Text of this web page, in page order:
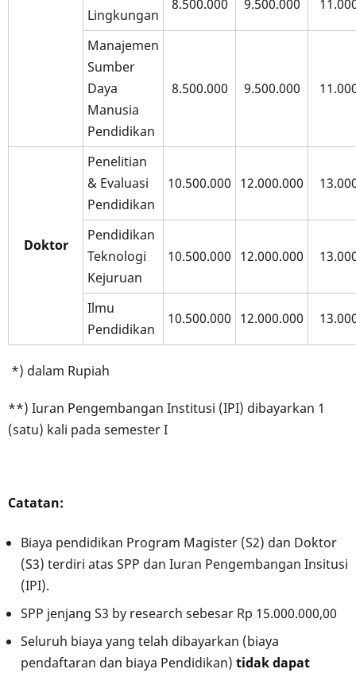
Lingkungan
8.500.000 9.500.000
Manajemen
Sumber
Daya
Manusia
Pendidikan
8.500.000 9.500.000
Doktor
Penelitian
& Evaluasi
Pendidikan
10.500.000 12.000.000
Pendidikan
Teknologi
Kejuruan
10.500.000 12.000.000
Ilmu
Pendidikan
10.500.000 12.000.000
*) dalam Rupiah
**) Iuran Pengembangan Institusi (IPI) dibayarkan 1
(satu) kali pada semester I
Catatan:
Biaya pendidikan Program Magister (S2) dan Doktor
(S3) terdiri atas SPP dan Iuran Pengembangan Insitusi
(IPI).
SPP jenjang S3 by research sebesar Rp 15.000.000,00
Seluruh biaya yang telah dibayarkan (biaya
pendaftaran dan biaya Pendidikan) tidak dapat